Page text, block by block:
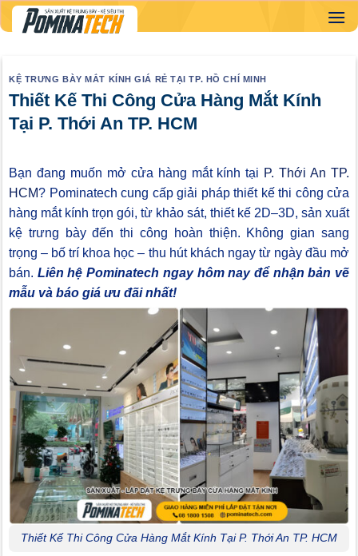
Skip
to
KỆ TRƯNG BÀY MẮT KÍNH GIÁ RẺ TẠI TP. HỒ CHÍ MINH
Thiết Kế Thi Công Cửa Hàng Mắt Kính
Tại P. Thới An TP. HCM
Bạn đang muốn mở cửa hàng mắt kính tại P. Thới An TP.
HCM? Pominatech cung cấp giải pháp thiết kế thi công cửa
hàng mắt kính trọn gói, từ khảo sát, thiết kế 2D–3D, sản xuất
kệ trưng bày đến thi công hoàn thiện. Không gian sang
trọng – bố trí khoa học – thu hút khách ngay từ ngày đầu mở
bán. Liên hệ Pominatech ngay hôm nay để nhận bản vẽ
mẫu và báo giá ưu đãi nhất!
Thiết Kế Thi Công Cửa Hàng Mắt Kính Tại P. Thới An TP. HCM